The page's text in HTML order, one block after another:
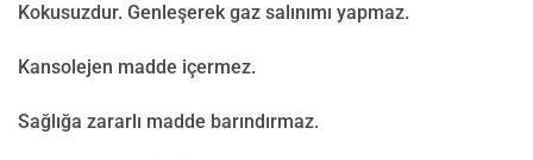
Kokusuzdur. Genleşerek gaz salınımı yapmaz.
Kansolejen madde içermez.
Sağlığa zararlı madde barındırmaz.